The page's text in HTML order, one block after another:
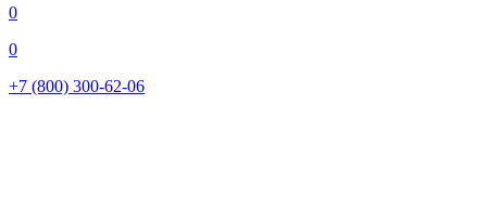
0
0
+7 (800) 300-62-06